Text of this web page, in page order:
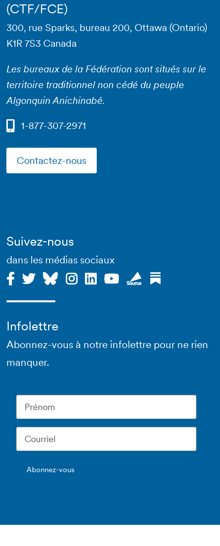
(CTF/FCE)
300, rue Sparks, bureau 200, Ottawa (Ontario)
K1R 7S3 Canada
Les bureaux de la Fédération sont situés sur le
territoire traditionnel non cédé du peuple
Algonquin Anichinabé.
1-877-307-2971
Contactez-nous
Suivez-nous
dans les médias sociaux
Infolettre
Abonnez-vous à notre infolettre pour ne rien
manquer.